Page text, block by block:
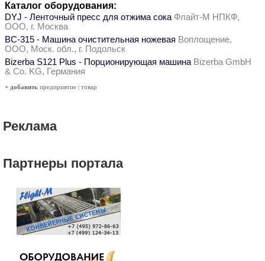
Каталог оборудования:
DYJ - Ленточный пресс для отжима сока Флайт-М НПКФ,
ООО, г. Москва
ВС-315 - Машина очистительная ножевая Воплощение,
ООО, Моск. обл., г. Подольск
Bizerba S121 Plus - Порционирующая машина Bizerba GmbH
& Co. KG, Германия
+ добавить предприятие | товар
Реклама
Партнеры портала